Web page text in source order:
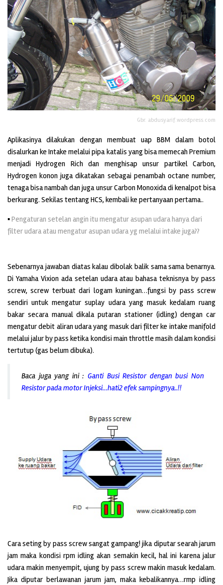
Gbr. abdusyarif.wordpress.com
Aplikasinya dilakukan dengan membuat uap BBM dalam botol
disalurkan ke Intake melalui pipa katalis yang bisa memecah Premium
menjadi Hydrogen Rich dan menghisap unsur partikel Carbon,
Hydrogen konon juga dikatakan sebagai penambah octane number,
tenaga bisa nambah dan juga unsur Carbon Monoxida di kenalpot bisa
berkurang. Sekilas tentang HCS, kembali ke pertanyaan pertama..
▪Pengaturan setelan angin itu mengatur asupan udara hanya dari
filter udara atau mengatur asupan udara yg melalui intake juga??
Sebenarnya jawaban diatas kalau dibolak balik sama sama benarnya.
Di Yamaha Vixion ada setelan udara atau bahasa teknisnya by pass
screw, screw terbuat dari logam kuningan…fungsi by pass screw
sendiri untuk mengatur suplay udara yang masuk kedalam ruang
bakar secara manual dikala putaran stationer (idling) dengan car
mengatur debit aliran udara yang masuk dari filter ke intake manifold
melalui jalur by pass ketika kondisi main throttle masih dalam kondisi
tertutup (gas belum dibuka).
Baca juga yang ini : Ganti Busi Resistor dengan busi Non
Resistor pada motor Injeksi…hati2 efek sampingnya..!!
Cara seting by pass screw sangat gampang! jika diputar searah jarum
jam maka kondisi rpm idling akan semakin kecil, hal ini karena jalur
udara makin menyempit, ujung by pass screw makin masuk kedalam.
Jika diputar berlawanan jarum jam, maka kebalikannya…rmp idling